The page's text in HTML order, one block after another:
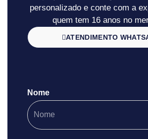
personalizado e conte com a
quem tem 16 anos no
ATENDIMENTO
Nome